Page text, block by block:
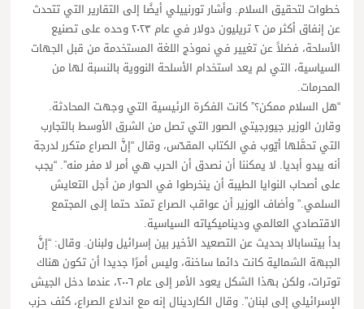
خطوات لتحقيق السلام. وأشار تورنييلي أيضًا إلى التقارير التي تتحدث
عن إنفاق أكثر من ٢ تريليون دولار في عام ٢٠٢٣ وحده على تصنيع
الأسلحة، فضلاً عن تغيير في نموذج اللغة المستخدمة من قبل الجهات
السياسية، التي لم يعد استخدام الأسلحة النووية بالنسبة لها من
المحرمات.
“هل السلام ممكن؟” كانت الفكرة الرئيسية التي وجهت المحادثة.
وقارن الوزير جيورجيتي الصور التي تصل من الشرق الأوسط بالتجارب
التي تحمَّلها أيّوب في الكتاب المقدّس، وقال “إنَّ الصراع متكرر لدرجة
أنه يبدو أبديا. لا يمكننا أن نصدق أن الحرب هي أمر لا مفر منه”. “يجب
على أصحاب النوايا الطيبة أن ينخرطوا في الحوار من أجل التعايش
السلمي.” وأضاف الوزير أن عواقب الصراع تمتد حتما إلى المجتمع
الاقتصادي العالمي وديناميكياته السياسية.
بدأ بيتسابالا بحديث عن التصعيد الأخير بين إسرائيل ولبنان. وقال: “إنَّ
الجبهة الشمالية كانت دائما ساخنة، وليس أمرًا جديدا أن تكون هناك
توترات، ولكن بهذا الشكل يعود الأمر إلى عام ٢٠٠٦، عندما دخل الجيش
الإسرائيلي إلى لبنان”. وقال الكاردينال إنه مع اندلاع الصراع، كثف حزب